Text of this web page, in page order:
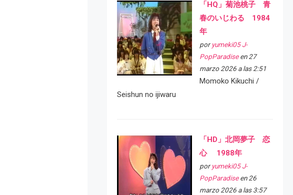
「HQ」菊池桃子 青
春のいじわる 1984
年
por yumeki05 J-
PopParadiseen 27
marzo 2026 a las 2:51
Momoko Kikuchi /
Seishun no ijiwaru
「HD」北岡夢子 恋
心 1988年
por yumeki05 J-
PopParadiseen 26
marzo 2026 a las 3:57